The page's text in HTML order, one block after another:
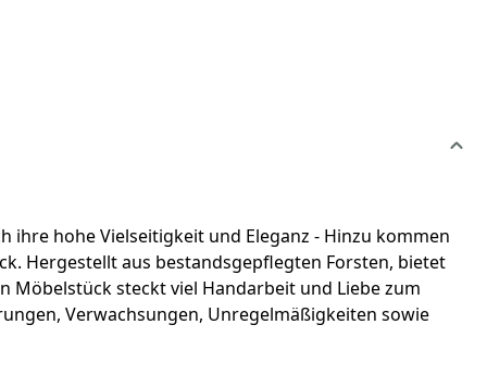
hohe Vielseitigkeit und Eleganz - Hinzu kommen
Hergestellt aus bestandsgepflegten Forsten, bietet
Möbelstück steckt viel Handarbeit und Liebe zum
Verwachsungen, Unregelmäßigkeiten sowie